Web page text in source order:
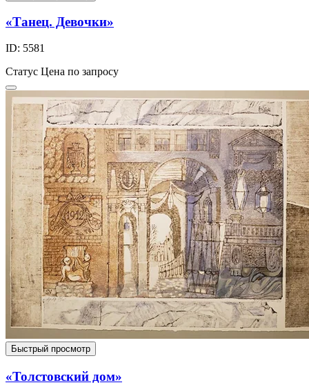
«Танец. Девочки»
ID: 5581
Статус Цена по запросу
Быстрый просмотр
«Толстовский дом»